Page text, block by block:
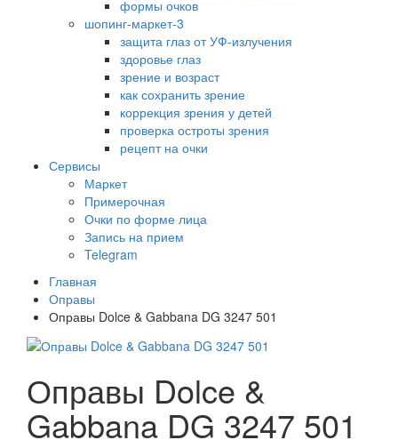
формы очков
шопинг-маркет-3
защита глаз от УФ-излучения
здоровье глаз
зрение и возраст
как сохранить зрение
коррекция зрения у детей
проверка остроты зрения
рецепт на очки
Сервисы
Маркет
Примерочная
Очки по форме лица
Запись на прием
Telegram
Главная
Оправы
Оправы Dolce & Gabbana DG 3247 501
Оправы Dolce &
Gabbana DG 3247 501